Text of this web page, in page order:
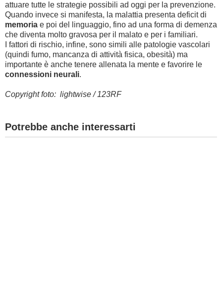
attuare tutte le strategie possibili ad oggi per la prevenzione.
Quando invece si manifesta, la malattia presenta deficit di
memoria e poi del linguaggio, fino ad una forma di demenza
che diventa molto gravosa per il malato e per i familiari.
I fattori di rischio, infine, sono simili alle patologie vascolari
(quindi fumo, mancanza di attività fisica, obesità) ma
importante è anche tenere allenata la mente e favorire le
connessioni neurali.
Copyright foto: lightwise / 123RF
Potrebbe anche interessarti